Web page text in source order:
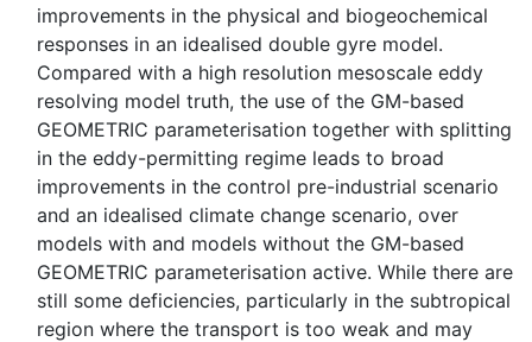
improvements in the physical and biogeochemical
responses in an idealised double gyre model.
Compared with a high resolution mesoscale eddy
resolving model truth, the use of the GM-based
GEOMETRIC parameterisation together with splitting
in the eddy-permitting regime leads to broad
improvements in the control pre-industrial scenario
and an idealised climate change scenario, over
models with and models without the GM-based
GEOMETRIC parameterisation active. While there are
still some deficiencies, particularly in the subtropical
region where the transport is too weak and may